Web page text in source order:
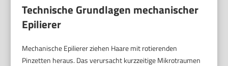
Technische Grundlagen mechanischer
Epilierer
Mechanische Epilierer ziehen Haare mit rotierenden
Pinzetten heraus. Das verursacht kurzzeitige Mikrotraumen